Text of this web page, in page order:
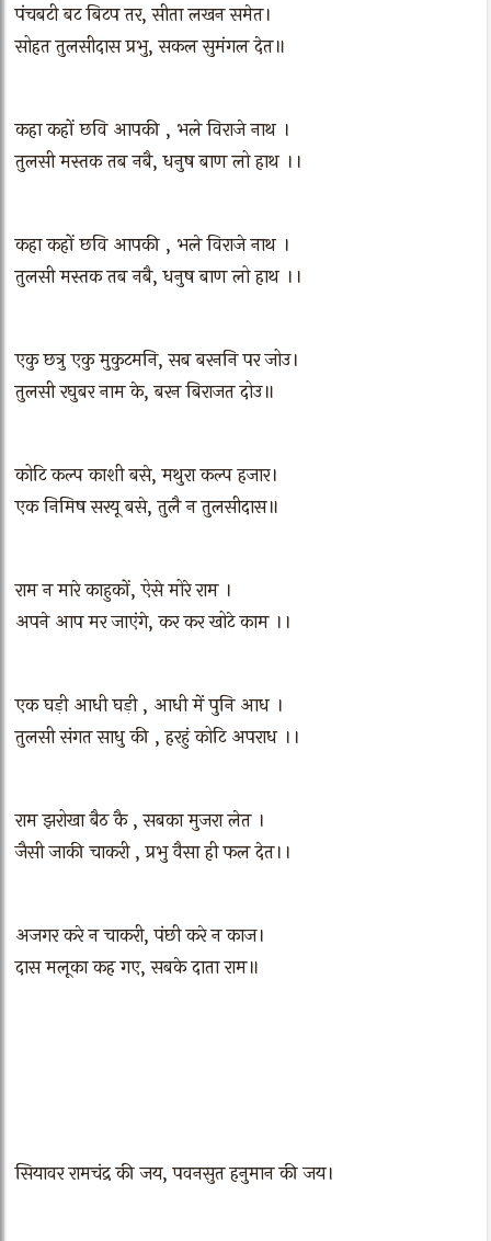
पंचबटी बट बिटप तर, सीता लखन समेत।
सोहत तुलसीदास प्रभु, सकल सुमंगल देत॥
कहा कहों छवि आपकी , भले विराजे नाथ ।
तुलसी मस्तक तब नबै, धनुष बाण लो हाथ ।।
कहा कहों छवि आपकी , भले विराजे नाथ ।
तुलसी मस्तक तब नबै, धनुष बाण लो हाथ ।।
एकु छत्रु एकु मुकुटमनि, सब बरननि पर जोउ।
तुलसी रघुबर नाम के, बरन बिराजत दोउ॥
कोटि कल्प काशी बसे, मथुरा कल्प हजार।
एक निमिष सरयू बसे, तुलै न तुलसीदास॥
राम न मारे काहुकों, ऐसे मोरे राम ।
अपने आप मर जाएंगे, कर कर खोटे काम ।।
एक घड़ी आधी घड़ी , आधी में पुनि आध ।
तुलसी संगत साधु की , हरहुं कोटि अपराध ।।
राम झरोखा बैठ कै , सबका मुजरा लेत ।
जैसी जाकी चाकरी , प्रभु वैसा ही फल देत।।
अजगर करे न चाकरी, पंछी करे न काज।
दास मलूका कह गए, सबके दाता राम॥
सियावर रामचंद्र की जय, पवनसुत हनुमान की जय।